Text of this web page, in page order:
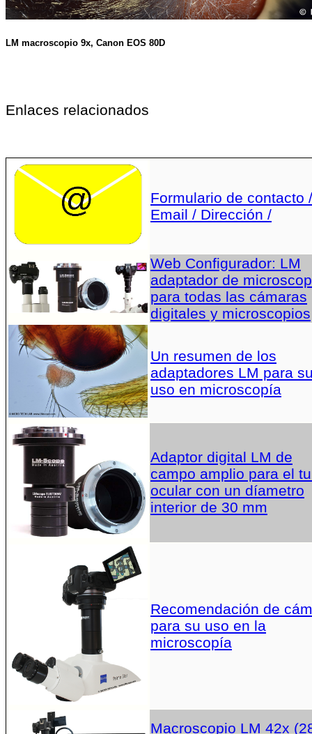
LM macroscopio 9x, Canon EOS 80D
Enlaces relacionados
Formulario de contacto /
Email / Dirección /
Web Configurador: LM
adaptador de
para todas las cámaras
digitales y microscopios
Un resumen de los
adaptadores LM para
uso en microscopía
Adaptor digital LM de
campo amplio para el
ocular con un díametro
interior de 30 mm
Recomendación de
para su uso en la
microscopía
Macroscopio LM 42x